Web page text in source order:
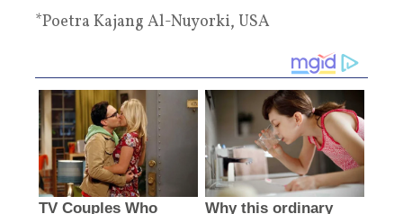
*Poetra Kajang Al-Nuyorki, USA